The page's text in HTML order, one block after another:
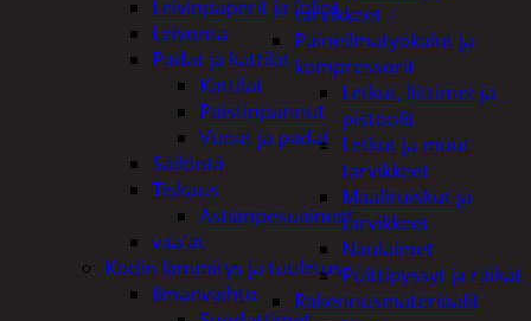
tarvikkeet
Paineilmatyökalut ja
kompressorit
Letkut, liittimet ja
pistoolit
Letkut ja muut
tarvikkeet
Maaliruiskut ja
tarvikkeet
Naulaimet
Pulttipyssyt ja räikät
Rakennusmateriaalit
Leivinpaperit ja foliot
Leivonta
Padat ja kattilat
Kattilat
Paistinpannut
Vuoat ja padat
Säilöntä
Tiskaus
Astianpesuaineet
vaa'at
Kodin lämmitys ja tuuletus
Ilmanvaihto